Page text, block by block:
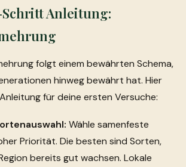
Anleitung:
folgt einem bewährten Schema,
hinweg bewährt hat. Hier
für deine ersten Versuche:
Wähle samenfeste
Priorität. Die besten sind Sorten,
bereits gut wachsen. Lokale